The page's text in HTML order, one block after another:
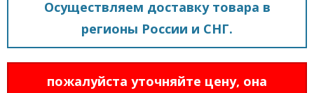
Осуществляем доставку товара в
регионы России и СНГ.
пожалуйста уточняйте цену, она